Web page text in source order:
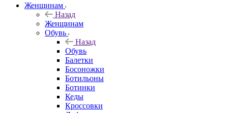
Женщинам
Назад
Женщинам
Обувь
Назад
Обувь
Балетки
Босоножки
Ботильоны
Ботинки
Кеды
Кроссовки